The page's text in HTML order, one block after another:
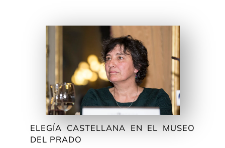
ELEGÍA CASTELLANA EN EL MUSEO
DEL PRADO